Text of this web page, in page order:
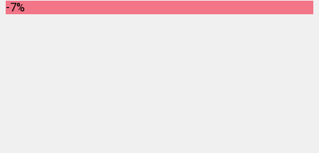
-7%